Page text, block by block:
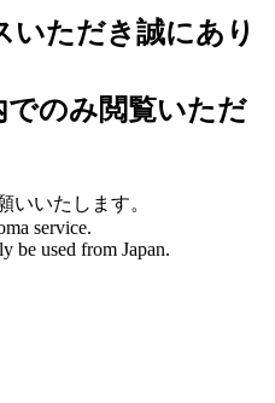
いただき誠にあり
のみ閲覧いただ
いいたします。
service.
be used from Japan.